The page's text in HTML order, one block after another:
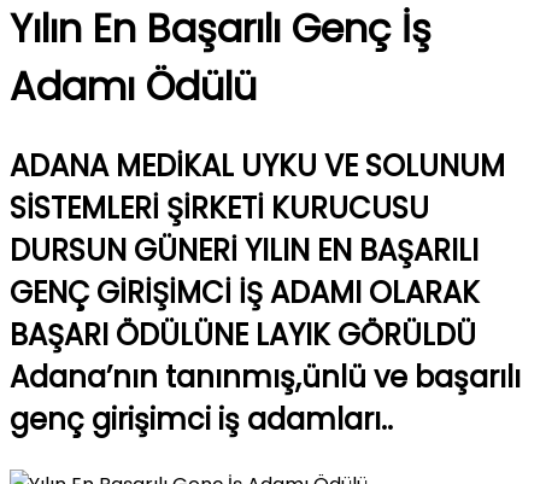
Yılın En Başarılı Genç İş
Adamı Ödülü
ADANA MEDİKAL UYKU VE SOLUNUM
SİSTEMLERİ ŞİRKETİ KURUCUSU
DURSUN GÜNERİ YILIN EN BAŞARILI
GENÇ GİRİŞİMCİ İŞ ADAMI OLARAK
BAŞARI ÖDÜLÜNE LAYIK GÖRÜLDÜ
Adana’nın tanınmış,ünlü ve başarılı
genç girişimci iş adamları..